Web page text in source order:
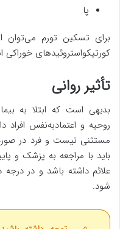
پا
برای تسکین تورم می‌توان
کورتیکواستروئیدهای خوراکی
تأثیر روانی
بدیهی است که ابتلا به
روحیه و اعتمادبه‌نفس افراد
مستثنی نیست و فرد در صورت
باید با مراجعه به پزشک و
علائم داشته باشد و در درجه
شود.